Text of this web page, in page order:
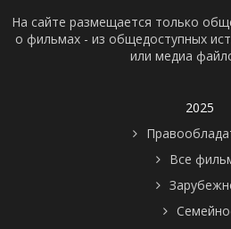
На сайте размещается только
о фильмах - из общедоступных
или медиа
2025
Все